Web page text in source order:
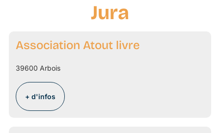
Jura
Association Atout livre
39600 Arbois
+ d'infos